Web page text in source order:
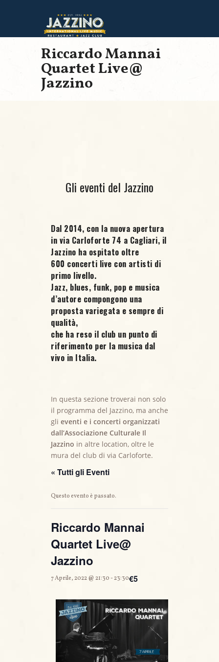
Riccardo Mannai
Quartet Live@
Jazzino
Gli eventi del Jazzino
Dal 2014, con la nuova apertura
in via Carloforte 74 a Cagliari, il
Jazzino ha ospitato oltre
600 concerti live con artisti di
primo livello.
Jazz, blues, funk, pop e musica
d’autore compongono una
proposta variegata e sempre di
qualità,
che ha reso il club un punto di
riferimento per la musica dal
vivo in Italia.
In questa sezione troverai non solo
il programma del Jazzino, ma anche
gli eventi e i concerti organizzati
dall’Associazione Culturale Il
Jazzino in altre location, oltre le
mura del club di via Carloforte.
« Tutti gli Eventi
Questo evento è passato.
Riccardo Mannai
Quartet Live@
Jazzino
7 Aprile, 2022 @ 21:30-23:30€5